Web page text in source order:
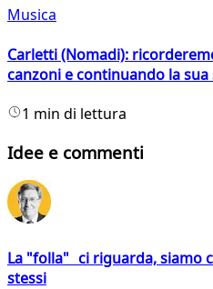
Musica
Carletti (Nomadi):
canzoni e continuando la
1 min di lettura
Idee e commenti
La "folla" ci riguarda, siamo
stessi